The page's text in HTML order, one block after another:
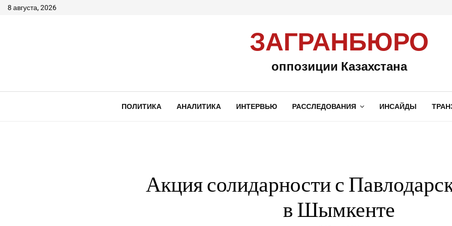
8 августа, 2026
ЗАГРАНБЮРО
оппозиции Казахстана
ПОЛИТИКА АНАЛИТИКА ИНТЕРВЬЮ РАССЛЕДОВАНИЯ ИНСАЙДЫ
Акция солидарности с
в Шымкенте